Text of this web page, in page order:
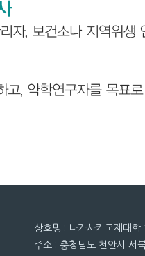
상호명 : 나가사키국제대
주소 : 충청남도 천안시 서